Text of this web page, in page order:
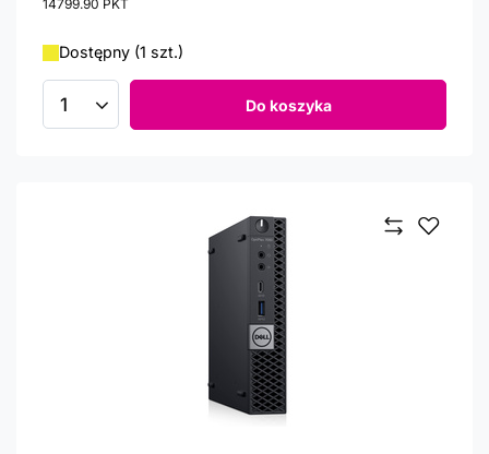
14799.90 PKT
Dostępny (1 szt.)
Ilość produktów Do koszyka